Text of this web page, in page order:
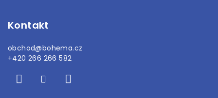
Kontakt
obchod@bohema.cz
+420 266 266 582